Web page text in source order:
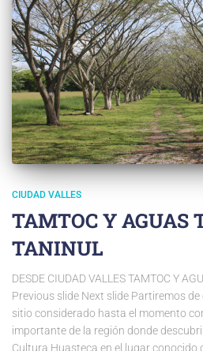
CIUDAD VALLES
TAMTOC Y AGUAS
TANINUL
DESDE CIUDAD VALLES TAMTOC Y
Previous slide Next slide Partiremos
sitio considerado hasta el momento
importante de la región donde
Cultura Huasteca en el lugar conocido